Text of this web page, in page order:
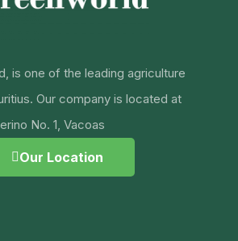
is one of the leading agriculture
Our company is located at
No. 1, Vacoas
Our Location